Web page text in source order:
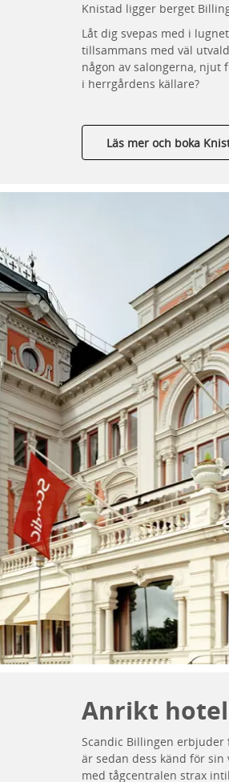
Knistad ligger berget
Låt dig svepas med i
tillsammans med väl
någon av salongerna, njut
i herrgårdens källare?
Läs mer och boka
Anrikt
Scandic Billingen erbjuder
är sedan dess känd för
med tågcentralen strax